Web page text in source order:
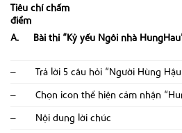
Tiêu chí chấm
A. Bài thi “Kỷ yếu Ngôi nhà
– Trả lời 5 câu hỏi “Người Hùng Hậu
– Chọn icon thể hiện cảm nhận
– Nội dung lời chúc